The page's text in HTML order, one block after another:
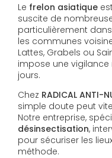
Le frelon asiatique
suscite de
particulièrement dans
les communes
Lattes, Grabels ou
impose une vigilance
jours.
Chez RADICAL ANTI-
simple doute peut
Notre entreprise,
désinsectisation,
pour sécuriser les
méthode.